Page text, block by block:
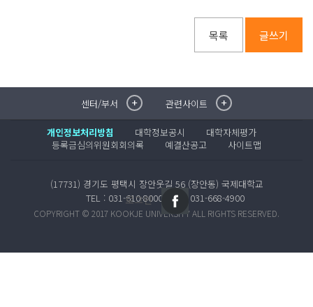
목록 글쓰기
센터/부서취·창업지원센터
국제대학교 입학안내
학술정보원
학생생활관
산학협력단
평생교육원
교수학습지원센터
관련사이트이메일무단수집거부
무선인터넷이용안내
포탈사이트
증명발급사이트
로그인
개인정보처리방침 대학정보공시
대학자체평가
등록금심의위원회회의록
예결산공고 사이트맵
(17731) 경기도 평택시 장안웃길 56 (장안동) 국제대학교
TEL : 031-610-8000
FAX : 031-668-4900
COPYRIGHT © 2017 KOOKJE UNIVERSITY ALL RIGHTS RESERVED.